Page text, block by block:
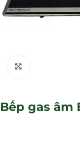
Bếp gas âm